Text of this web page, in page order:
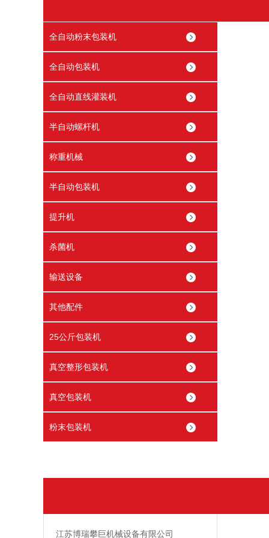
全自动粉末包装机
全自动包装机
全自动直线灌装机
半自动螺杆机
称重机械
半自动包装机
提升机
杀菌机
输送设备
其他配件
25公斤包装机
真空整形包装机
真空包装机
粉末包装机
江苏博瑞攀巨机械设备有限公司